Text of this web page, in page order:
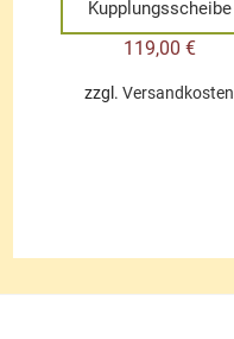
Kupplungsscheibe
119,00 €
zzgl.Versandkosten